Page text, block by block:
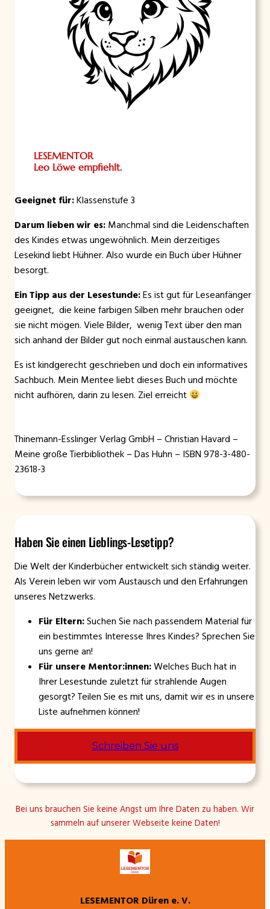
LESEMENTOR
Leo Löwe empfiehlt.
Geeignet für: Klassenstufe 3
Darum lieben wir es: Manchmal sind die Leidenschaften
des Kindes etwas ungewöhnlich. Mein derzeitiges
Lesekind liebt Hühner. Also wurde ein Buch über Hühner
besorgt.
Ein Tipp aus der Lesestunde: Es ist gut für Leseanfänger
geeignet, die keine farbigen Silben mehr brauchen oder
sie nicht mögen. Viele Bilder, wenig Text über den man
sich anhand der Bilder gut noch einmal austauschen kann.
Es ist kindgerecht geschrieben und doch ein informatives
Sachbuch. Mein Mentee liebt dieses Buch und möchte
nicht aufhören, darin zu lesen. Ziel erreicht
Thinemann-Esslinger Verlag GmbH – Christian Havard –
Meine große Tierbibliothek – Das Huhn – ISBN 978-3-480-
23618-3
Haben Sie einen Lieblings-Lesetipp?
Die Welt der Kinderbücher entwickelt sich ständig weiter.
Als Verein leben wir vom Austausch und den Erfahrungen
unseres Netzwerks.
Für Eltern: Suchen Sie nach passendem Material für
ein bestimmtes Interesse Ihres Kindes? Sprechen Sie
uns gerne an!
Für unsere Mentor:innen: Welches Buch hat in
Ihrer Lesestunde zuletzt für strahlende Augen
gesorgt? Teilen Sie es mit uns, damit wir es in unsere
Liste aufnehmen können!
Schreiben Sie uns
Bei uns brauchen Sie keine Angst um Ihre Daten zu haben. Wir
sammeln auf unserer Webseite keine Daten!
LESEMENTOR Düren e. V.